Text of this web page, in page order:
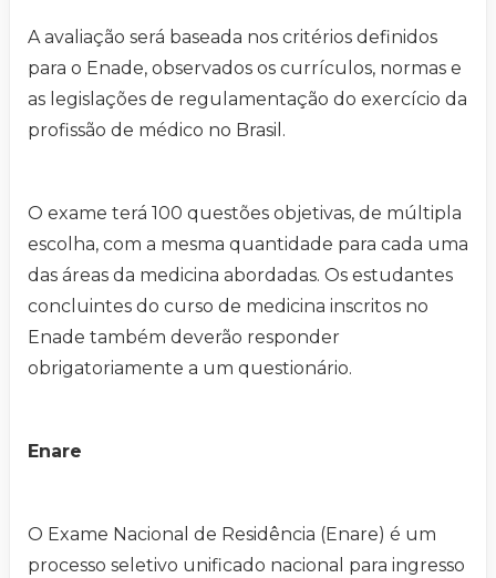
A avaliação será baseada nos critérios definidos
para o Enade, observados os currículos, normas e
as legislações de regulamentação do exercício da
profissão de médico no Brasil.
O exame terá 100 questões objetivas, de múltipla
escolha, com a mesma quantidade para cada uma
das áreas da medicina abordadas. Os estudantes
concluintes do curso de medicina inscritos no
Enade também deverão responder
obrigatoriamente a um questionário.
Enare
O Exame Nacional de Residência (Enare) é um
processo seletivo unificado nacional para ingresso